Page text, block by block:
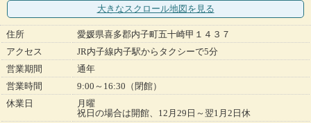
大きなスクロール地図 を見る
住所
愛媛県喜多郡内子町五十崎甲１４３７
アクセス
JR内子線内子駅からタクシーで5分
営業期間
通年
営業時間
9:00～16:30（閉館）
休業日
月曜
祝日の場合は開館、12月29日～翌1月2日休